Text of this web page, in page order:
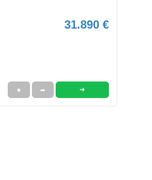
31.890 €
★ ➦ ➜